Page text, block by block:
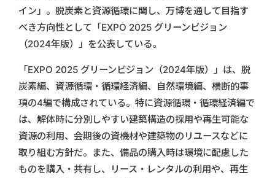
イン」。脱炭素と資源循環に関し、万博を通して目指す
べき方向性として「EXPO 2025 グリーンビジョン
（2024年版）」を公表している。
「EXPO 2025 グリーンビジョン（2024年版）」は、脱
炭素編、資源循環・循環経済編、自然環境編、横断的事
項の4編で構成されている。特に資源循環・循環経済編で
は、解体時に分別しやすい建築構造の採用や再生可能な
資源の利用、会期後の資機材や建築物のリユースなどに
取り組む方針だ。また、備品の購入時は環境に配慮した
ものを購入・共有し、リース・レンタルの利用や、再生